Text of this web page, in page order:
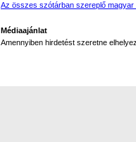
Az összes szótárban szereplő magyar
Médiaajánlat
Amennyiben hirdetést szeretne